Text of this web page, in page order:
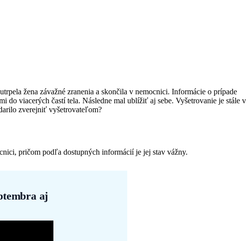
žena závažné zranenia a skončila v nemocnici. Informácie o prípade
viacerých častí tela. Následne mal ublížiť aj sebe. Vyšetrovanie je stále v
zverejniť vyšetrovateľom?
pričom podľa dostupných informácií je jej stav vážny.
aj